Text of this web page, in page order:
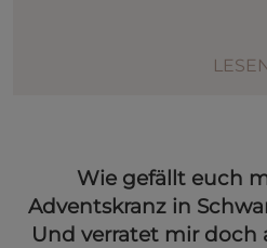
Wie gefällt euch
Adventskranz in
Und verratet mir doch